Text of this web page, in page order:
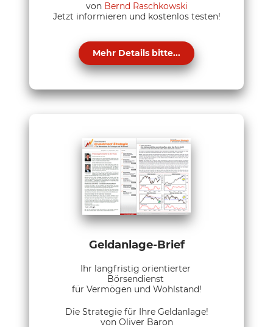
von Bernd Raschkowski
Jetzt informieren und kostenlos testen!
Mehr Details bitte...
Geldanlage-Brief
Ihr langfristig orientierter
Börsendienst
für Vermögen und Wohlstand!
Die Strategie für Ihre Geldanlage!
von Oliver Baron